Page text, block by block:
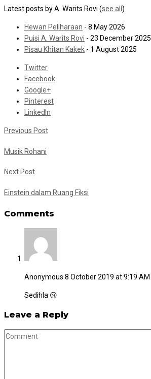
Latest posts by A. Warits Rovi (see all )
Hewan Peliharaan - 8 May 2026
Puisi A. Warits Rovi - 23 December 2025
Pisau Khitan Kakek - 1 August 2025
Twitter
Facebook
Google+
Pinterest
LinkedIn
Previous Post
Musik Rohani
Next Post
Einstein dalam Ruang Fiksi
Comments
Anonymous 8 October 2019 at 9:19 AM
Sedihla 😢
Leave a Reply